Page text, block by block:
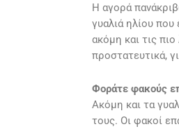
Η αγορά
γυαλιά ηλίου
ακόμη και τις
προστατευτικά,
Φοράτε φακούς
Ακόμη και τα
τους. Οι φακοί